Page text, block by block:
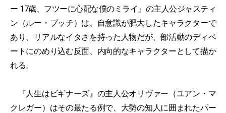
ー 17歳、フツーに心配な僕のミライ』の主人公ジャスティ
ン（ルー・プッチ）は、自意識が肥大したキャラクターで
あり、リアルなイタさを持った人物だが、部活動のディベ
ートにのめり込む反面、内向的なキャラクターとして描か
れる。
『人生はビギナーズ』の主人公オリヴァー（ユアン・マ
クレガー）はその最たる例で、大勢の知人に囲まれたパー